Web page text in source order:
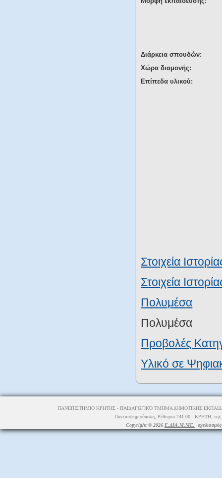
Διάρκεια σπουδών:
Χώρα διαμονής:
Επίπεδα υλικού:
Στοιχεία
Στοιχεία
Πολυμέσα
Πολυμέσα
Προβολές
Υλικό σε
ΠΑΝΕΠΙΣΤΗΜΙΟ ΚΡΗΤΗΣ - ΠΑΙΔΑΓΩΓΙΚΌ ΤΜΗΜΑ ΔΗΜΟΤΙΚΗΣ
Πανεπιστημιούπολη, Ρέθυμνο 741 00 - ΚΡΗΤΗ,
Copyright © 2026 Ε.ΔΙΑ.Μ.ΜΕ.